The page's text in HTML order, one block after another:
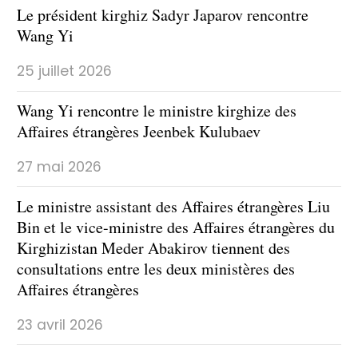
Le président kirghiz Sadyr Japarov rencontre
Wang Yi
25 juillet 2026
Wang Yi rencontre le ministre kirghize des
Affaires étrangères Jeenbek Kulubaev
27 mai 2026
Le ministre assistant des Affaires étrangères Liu
Bin et le vice-ministre des Affaires étrangères du
Kirghizistan Meder Abakirov tiennent des
consultations entre les deux ministères des
Affaires étrangères
23 avril 2026